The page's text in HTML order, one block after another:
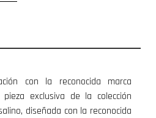
con la reconocida marca
exclusiva de la colección
diseñada con la reconocida